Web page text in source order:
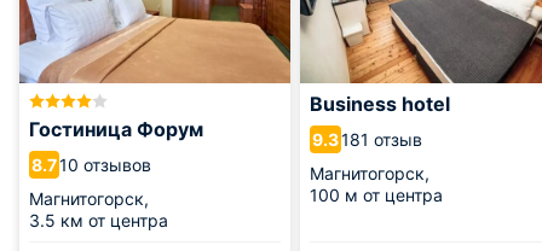
Гостиница Форум
8.710 отзывов
Магнитогорск,
3.5 км от центра
Business hotel
9.3181 отзыв
Магнитогорск,
100 м от центра